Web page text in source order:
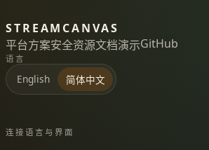
STREAMCANVAS
平台方案安全资源文档演示GitHub
语言
English 简体中文
连接语言与界面